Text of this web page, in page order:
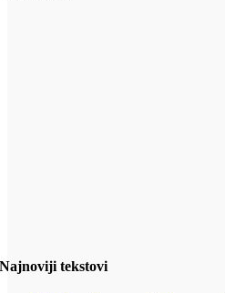
Najnoviji tekstovi